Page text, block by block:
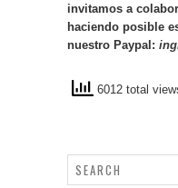
invitamos a
haciendo posible
nuestro Paypal:
6012 total